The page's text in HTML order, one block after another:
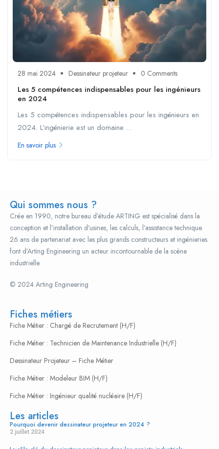
28 mai 2024 Dessinateur projeteur 0 Comments
Les 5 compétences indispensables pour les ingénieurs
en 2024
Les 5 compétences indispensables pour les ingénieurs en
2024. L’ingénierie est un domaine ...
En savoir plus
Qui sommes nous ?
Crée en 1990, notre bureau d’étude ARTING est spécialisé dans la
conception et l’installation d’usines, les calculs, l’assistance technique.
26 ans de partenariat avec les plus grands constructeurs et ingénieries
font d’Arting Engineering un acteur incontournable de la scène
industrielle.
popcultureclothing.org
pinnacle of classical artistry and technical finesse. Their timepieces are
often understated but contain some of the most exquisite finishing and
complex movements in the world.
uhren replik
Best Replica Watches
Built with relentless focus on durability, precision, and functionality, a
Rolex is a symbol of earned success. From the deep-sea explorer’s
© 2024 Arting Engineering
Fiches métiers
Fiche Métier : Chargé de Recrutement (H/F)
Fiche Métier : Technicien de Maintenance Industrielle (H/F)
Dessinateur Projeteur – Fiche Métier
Fiche Métier : Modeleur BIM (H/F)
Fiche Métier : Ingénieur qualité nucléaire (H/F)
Les articles
Pourquoi devenir dessinateur projeteur en 2024 ?
2 juillet 2024